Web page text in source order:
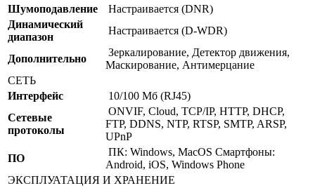
Шумоподавление
Настраивается (DNR)
Динамический
диапазон
Настраивается (D-WDR)
Дополнительно
Зеркалирование, Детектор движения,
Маскирование, Антимерцание
СЕТЬ
Интерфейс
10/100 Мб (RJ45)
Сетевые
протоколы
ONVIF, Cloud, TCP/IP, HTTP, DHCP,
FTP, DDNS, NTP, RTSP, SMTP, ARSP,
UPnP
ПО
ПК: Windows, MacOS Смартфоны:
Android, iOS, Windows Phone
ЭКСПЛУАТАЦИЯ И ХРАНЕНИЕ